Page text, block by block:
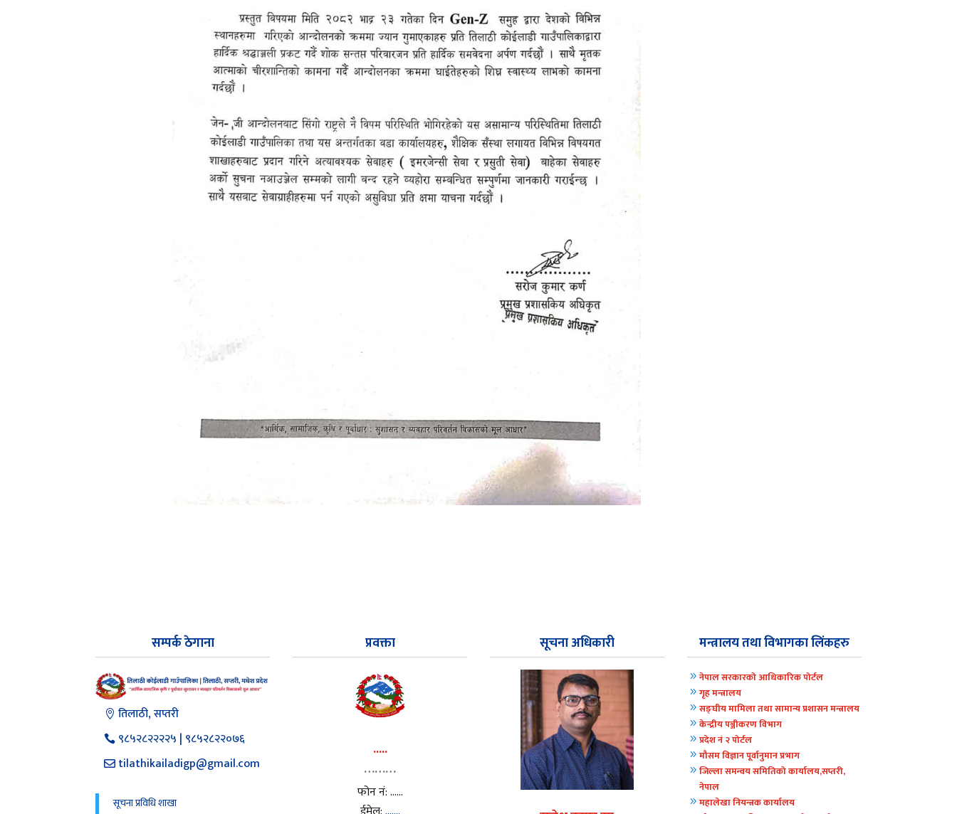
सम्पर्क ठेगाना
तिलाठी, सप्तरी
९८५२८२२२२५ | ९८५२८२२०७६
tilathikailadigp@gmail.com
सूचना प्रविधि शाखा
प्रवक्ता
.....
………
फोन नं: ……
सूचना अधिकारी मन्त्रालय तथा विभागका लिंकहरु
9 नेपाल सरकारको आधिकारिक पोर्टल
9 गृह मन्त्रालय
9 सङ्घीय मामिला तथा सामान्य प्रशासन मन्त्रालय
9 केन्द्रीय पञ्जीकरण विभाग
9 प्रदेश नं २ पोर्टल
9 मौसम विज्ञान पूर्वानुमान प्रभाग
9 जिल्ला समन्वय समितिको कार्यालय,सप्तरी,
नेपाल
9 महालेखा नियन्त्रक कार्यालय